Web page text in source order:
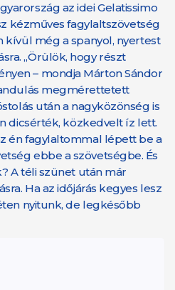
az idei Gelatissimo
kézműves fagylaltszövetség
kívül még a spanyol, nyertest
„Örülök, hogy részt
– mondja Márton Sándor
megmérettetett
után a nagyközönség is
dicsérték, közkedvelt íz lett.
én fagylaltommal lépett be a
ebbe a szövetségbe. És
A téli szünet után már
Ha az időjárás kegyes lesz
nyitunk, de legkésőbb